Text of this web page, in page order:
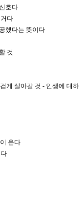
호다
다
했다는 뜻이다
것
게 살아갈 것 - 인생에 대하
온다